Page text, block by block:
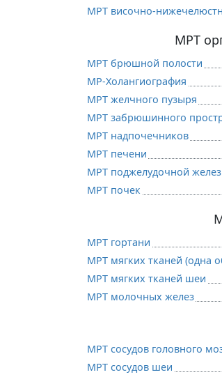
МРТ височно-
МРТ
МРТ брюшной полости
МР-Холангиография
МРТ желчного пузыря
МРТ забрюшинного
МРТ надпочечников
МРТ печени
МРТ поджелудочной
МРТ почек
МРТ гортани
МРТ мягких тканей (одна
МРТ мягких тканей шеи
МРТ молочных желез
МРТ сосудов головного
МРТ сосудов шеи